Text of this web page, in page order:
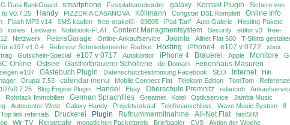
G Data BankGuard smartphone Festplattenrekorder galaxy Kontakt Plugin
Sichern von
to V0.7.25 Handy PIZZERIA CASANOVA Köllmann Congstar DSL Komplett
Online Info
Flash MP3 v14 SMS kaufen free-orakel© - 09005 iPad Tarif Auto Galerie
Hosting-Pakete
itunes Lexware Notebook-FLAT Content Managmentsystem Security editor v3
free-
Netzwerk PetersGarage Online-Ankaufservice Joomla Allnet Flat 500
T-Shirts
e107 v1.0.4 Referenz Schmiedemeister Radtke Hosting iPhone4 e107 v 0722
xbox
Gutschein-Special e107 v 0717 Autokontor iPhone 4 Brauerei Apple Monitore
G
Online Ostsee Gasthofbrauerei Schollene de-Domain Ferienhaus-Masuren
e107 Gästebuch Plugin Datenschutzbestimmung Facebook SEO Internet Hifi
Drupal 7.53 calendar menu Mobile Connect Flat Telekom Edition TomTom
Blog Engine Plugin Handel Ebay Oberschule Premnitz relaunch
Rohrlack Immobilien German Sprachfiles Greatnet Kotel Optikservice
Jamba Music
Autocenter-West Galaxy Handy Projektverkauf Telefonanschluss Wave Music System
8
Top link referrals Druckerei Plugin Rufnummermitnahme All-Net Flat fastSIM
Wir-TV Reisecafe monatlichen Packetpreis Briefpapier CVS
Aktion der Woche